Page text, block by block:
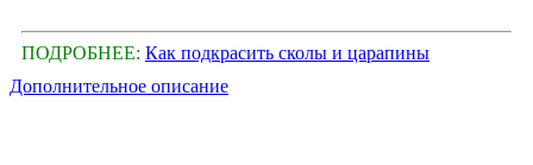
ПОДРОБНЕЕ: Как подкрасить сколы и царапины
Дополнительное описание